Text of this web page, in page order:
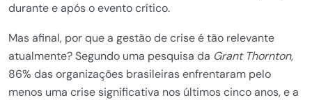
durante e após o evento crítico.
Mas afinal, por que a gestão de crise é tão relevante
atualmente? Segundo uma pesquisa da Grant Thornton,
86% das organizações brasileiras enfrentaram pelo
menos uma crise significativa nos últimos cinco anos, e a